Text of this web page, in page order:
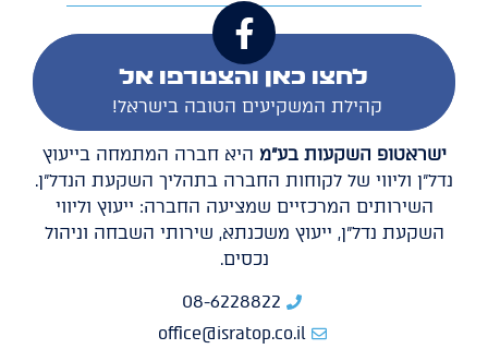
לחצו כאן והצטרפו אל
קהילת המשקיעים הטובה בישראל!
ישראטופ השקעות בע"מ היא חברה המתמחה בייעוץ
נדל"ן וליווי של לקוחות החברה בתהליך השקעת הנדל"ן.
השירותים המרכזיים שמציעה החברה: ייעוץ וליווי
השקעת נדל"ן, ייעוץ משכנתא, שירותי השבחה וניהול
נכסים.
08-6228822
office@isratop.co.il